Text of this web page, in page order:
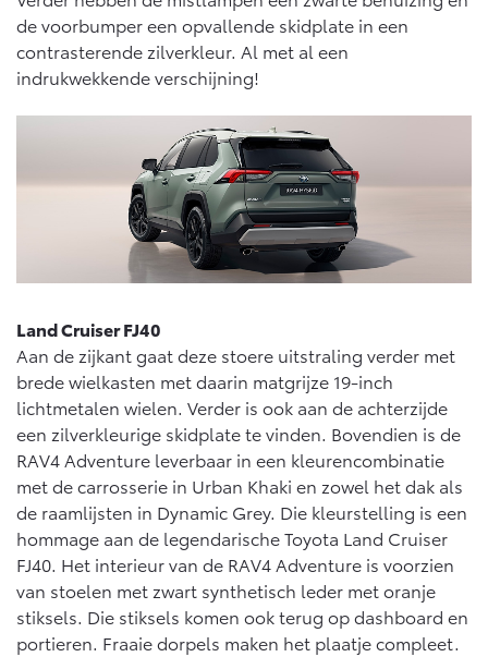
Corolla Cross
HYBRIDE
Vanaf € 39.995,-
Toyota C-HR
Vanaf € 36.495,-
BATTERIJ-ELEKTRISCH
bZ4X
BATTERIJ-ELEKTRISCH
bZ4X Touring
BATTERIJ-ELEKTRISCH
10 jaar batterijgarantie
Toyota fabrieksgarantie
Onderdelen & Accessoires
Connected Services
MyToyota login
MyToyota App
Abonnementen
Multimedia
Connected check
Navigatie updates
Energie en slim laden
Toyota Autoverzekering
Toyota Hybride Autoverzekering
Overige diensten
Autohopper/Autoverhuur
Autohopper/Verhuisbus
Bedrijfswagens
Bedrijfswagens op maat
Financieren of leasen
de voorbumper een opvallende skidplate in een
contrasterende zilverkleur. Al met al een
indrukwekkende verschijning!
Land Cruiser FJ40
Aan de zijkant gaat deze stoere uitstraling verder met
brede wielkasten met daarin matgrijze 19-inch
lichtmetalen wielen. Verder is ook aan de achterzijde
een zilverkleurige skidplate te vinden. Bovendien is de
RAV4 Adventure leverbaar in een kleurencombinatie
met de carrosserie in Urban Khaki en zowel het dak als
de raamlijsten in Dynamic Grey. Die kleurstelling is een
hommage aan de legendarische Toyota Land Cruiser
FJ40. Het interieur van de RAV4 Adventure is voorzien
van stoelen met zwart synthetisch leder met oranje
stiksels. Die stiksels komen ook terug op dashboard en
portieren. Fraaie dorpels maken het plaatje compleet.